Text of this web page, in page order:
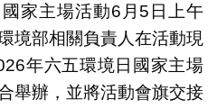
家主場活動6月5日上午
境部相關負責人在活動現
年六五環境日國家主場
舉辦，並將活動會旗交接